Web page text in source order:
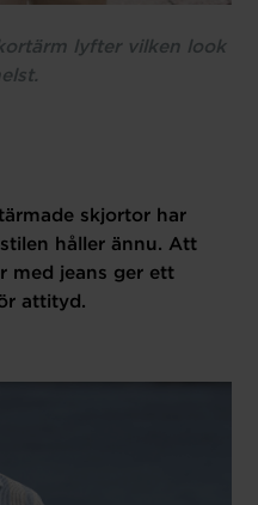
lyfter vilken look
skjortor har
håller ännu. Att
med jeans ger ett
attityd.